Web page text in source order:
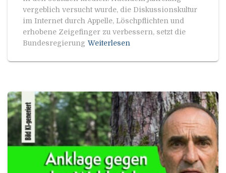
vergeblich versucht wurde, die Diskussionskultur
im Internet durch Appelle, Löschpflichten und
erhobene Zeigefinger zu verbessern, setzt die
Bundesregierung Weiterlesen